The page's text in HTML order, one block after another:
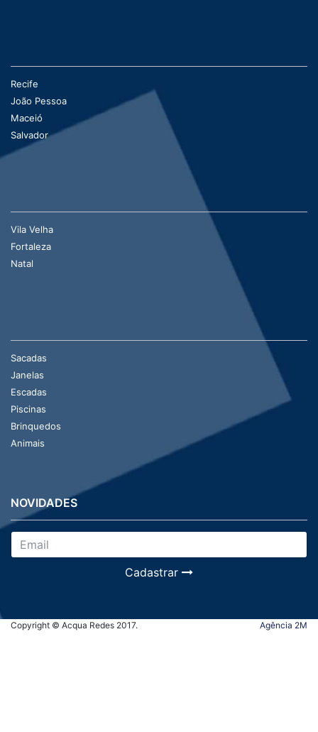
Recife
João Pessoa
Maceió
Salvador
Vila Velha
Fortaleza
Natal
Sacadas
Janelas
Escadas
Piscinas
Brinquedos
Animais
NOVIDADES
Cadastrar
Copyright © Acqua Redes 2017. Agência 2M